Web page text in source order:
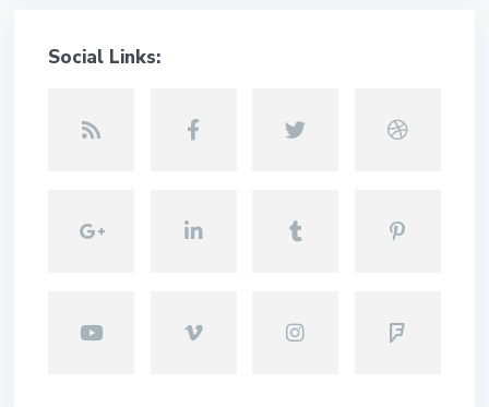
Social Links: